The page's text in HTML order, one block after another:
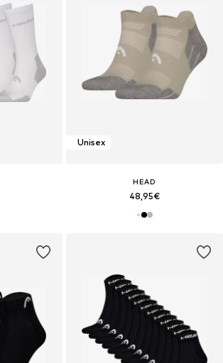
Unisex
HEAD
48,95€